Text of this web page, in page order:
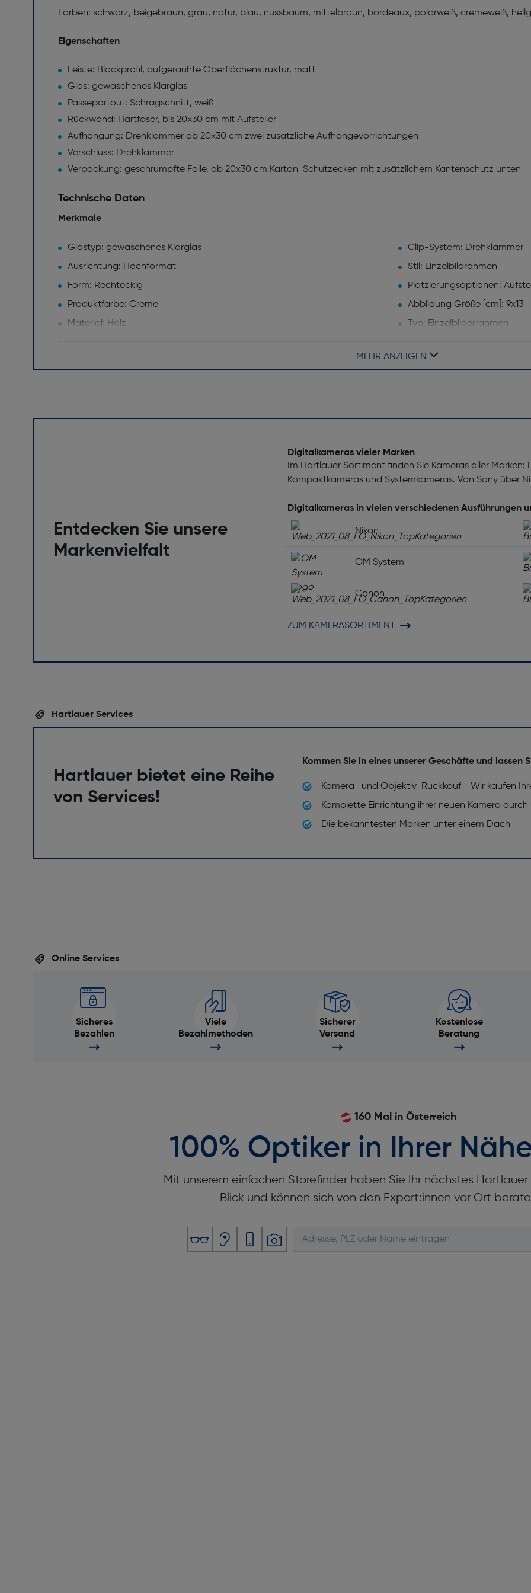
Farben: schwarz, beigebraun, grau, natur, blau, nussbaum, mittelbraun, bordeaux, polarweiß, cremeweiß,
Eigenschaften
Leiste: Blockprofil, aufgerauhte Oberflächenstruktur, matt
Glas: gewaschenes Klarglas
Passepartout: Schrägschnitt, weiß
Rückwand: Hartfaser, bis 20x30 cm mit Aufsteller
Aufhängung: Drehklammer ab 20x30 cm zwei zusätzliche Aufhängevorrichtungen
Verschluss: Drehklammer
Verpackung: geschrumpfte Folie, ab 20x30 cm Karton-Schutzecken mit zusätzlichem Kantenschutz unten
Technische Daten
Merkmale
Glastyp: gewaschenes Klarglas
Clip-System: Drehklammer
Ausrichtung: Hochformat
Stil: Einzelbildrahmen
Form: Rechteckig
Platzierungsoptionen:
Produktfarbe: Creme
Abbildung Größe [cm]: 9x13
Material: Holz
Typ: Einzelbilderrahmen
MEHR ANZEIGEN
Entdecken Sie unsere
Markenvielfalt
Digitalkameras vieler Marken
Im Hartlauer Sortiment finden Sie Kameras aller
Kompaktkameras und Systemkameras. Von Sony über
Digitalkameras in vielen verschiedenen Ausführungen
Nikon
OM System
Canon
ZUM KAMERASORTIMENT
Hartlauer Services
Hartlauer bietet eine Reihe
von Services!
Kommen Sie in eines unserer Geschäfte und lassen
Kamera- und Objektiv-Rückkauf - Wir kaufen
Komplette Einrichtung ihrer neuen Kamera durch
Die bekanntesten Marken unter einem Dach
Online Services
Sicheres
Bezahlen
Viele
Bezahlmethoden
Sicherer
Versand
Kostenlose
Beratung
160 Mal in Österreich
100% Optiker in Ihrer
Mit unserem einfachen Storefinder haben Sie Ihr nächstes
Blick und können sich von den Expert:innen vor Ort